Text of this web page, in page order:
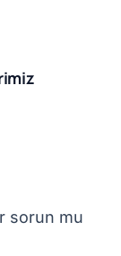
sorun mu